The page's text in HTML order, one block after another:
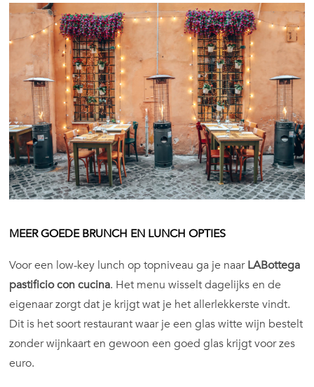
MEER GOEDE BRUNCH EN LUNCH OPTIES
Voor een low-key lunch op topniveau ga je naarLABottega
pastificio con cucina. Het menu wisselt dagelijks en de
eigenaar zorgt dat je krijgt wat je het allerlekkerste vindt.
Dit is het soort restaurant waar je een glas witte wijn bestelt
zonder wijnkaart en gewoon een goed glas krijgt voor zes
euro.